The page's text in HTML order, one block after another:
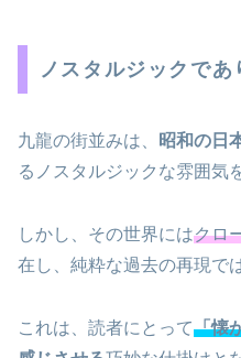
ノスタルジックで
九龍の街並みは、 昭和の日
るノスタルジックな雰囲気
しかし、その世界にはクロ
在し、純粋な過去の再現で
これは、読者にとって「懐